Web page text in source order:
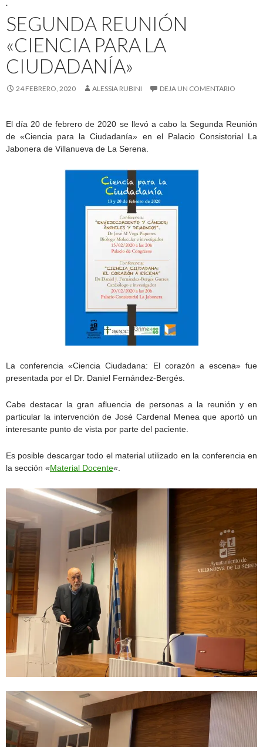
.
SEGUNDA REUNIÓN
«CIENCIA PARA LA
CIUDADANÍA»
24 FEBRERO, 2020 ALESSIA RUBINI DEJA UN COMENTARIO
El día 20 de febrero de 2020 se llevó a cabo la Segunda Reunión
de «Ciencia para la Ciudadanía» en el Palacio Consistorial La
Jabonera de Villanueva de La Serena.
La conferencia «Ciencia Ciudadana: El corazón a escena» fue
presentada por el Dr. Daniel Fernández-Bergés.
Cabe destacar la gran afluencia de personas a la reunión y en
particular la intervención de José Cardenal Menea que aportó un
interesante punto de vista por parte del paciente.
Es posible descargar todo el material utilizado en la conferencia en
la sección «Material Docente«.